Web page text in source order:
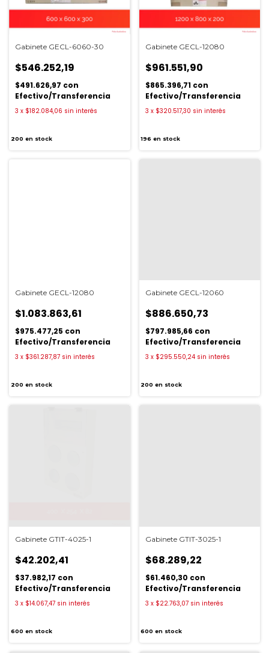
Gabinete GECL-6060-30
$546.252,19
$491.626,97 con
Efectivo/Transferencia
3 x $182.084,06 sin interés
200 en stock
Gabinete GECL-12080
$961.551,90
$865.396,71 con
Efectivo/Transferencia
3 x $320.517,30 sin interés
196 en stock
Gabinete GECL-12080
$1.083.863,61
$975.477,25 con
Efectivo/Transferencia
3 x $361.287,87 sin interés
200 en stock
Gabinete GECL-12060
$886.650,73
$797.985,66 con
Efectivo/Transferencia
3 x $295.550,24 sin interés
200 en stock
Gabinete GTIT-4025-1
$42.202,41
$37.982,17 con
Efectivo/Transferencia
3 x $14.067,47 sin interés
600 en stock
Gabinete GTIT-3025-1
$68.289,22
$61.460,30 con
Efectivo/Transferencia
3 x $22.763,07 sin interés
600 en stock